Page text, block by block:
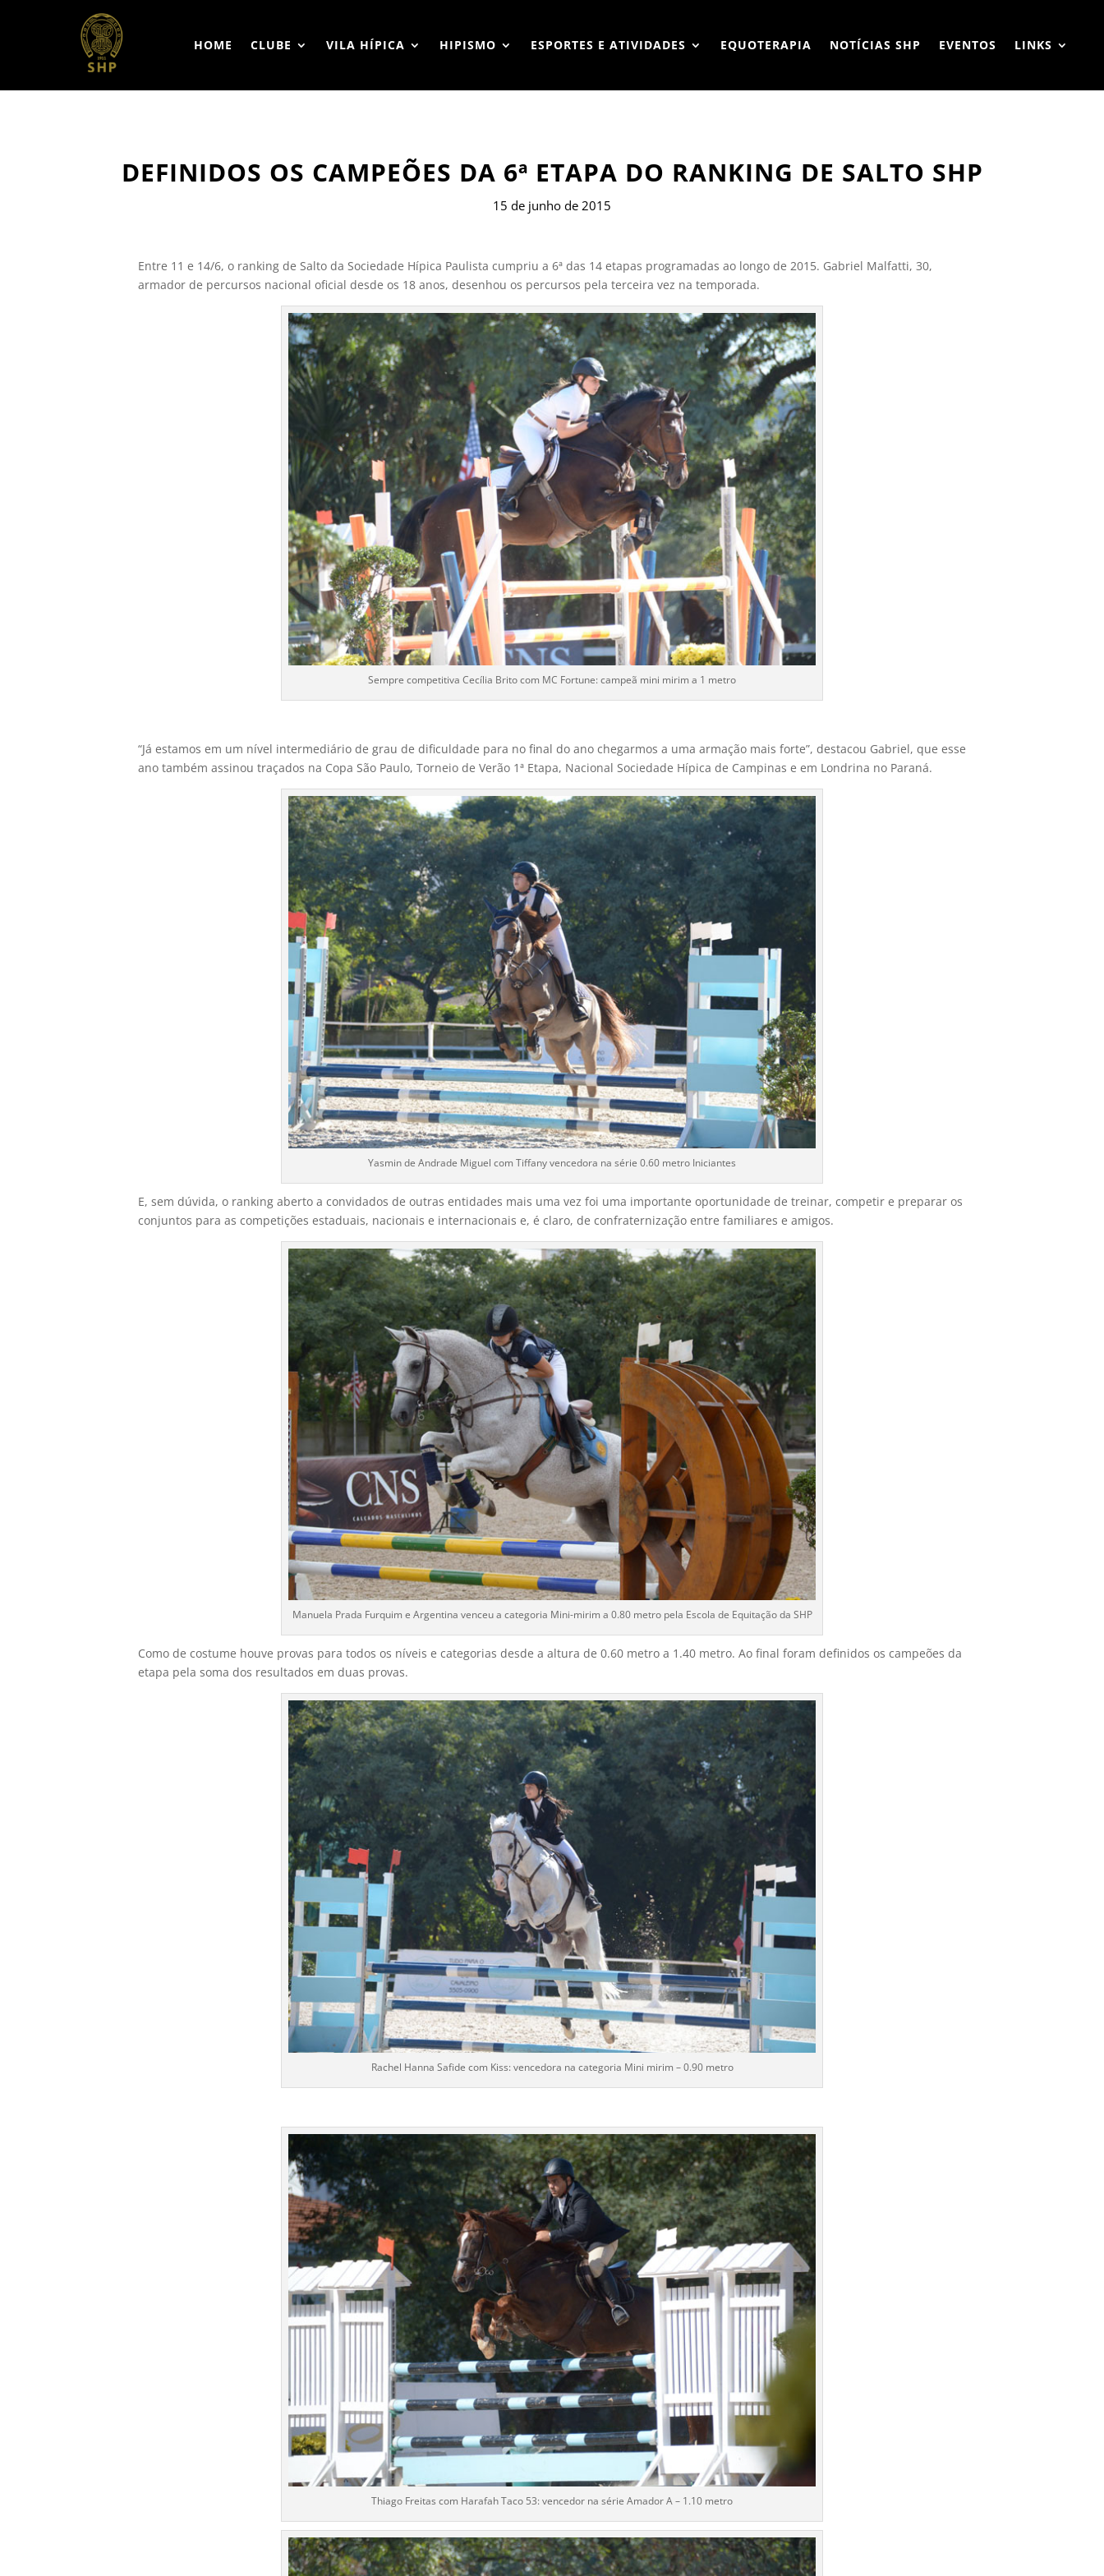
HOME CLUBE VILA HÍPICA HIPISMO ESPORTES E ATIVIDADES EQUOTERAPIA NOTÍCIAS SHP EVENTOS LINKS
DEFINIDOS OS CAMPEÕES DA 6ª ETAPA DO RANKING DE SALTO SHP
15 de junho de 2015
Entre 11 e 14/6, o ranking de Salto da Sociedade Hípica Paulista cumpriu a 6ª das 14 etapas programadas ao longo de 2015. Gabriel Malfatti, 30,
armador de percursos nacional oficial desde os 18 anos, desenhou os percursos pela terceira vez na temporada.
Sempre competitiva Cecília Brito com MC Fortune: campeã mini mirim a 1 metro
“Já estamos em um nível intermediário de grau de dificuldade para no final do ano chegarmos a uma armação mais forte”, destacou Gabriel, que esse
ano também assinou traçados na Copa São Paulo, Torneio de Verão 1ª Etapa, Nacional Sociedade Hípica de Campinas e em Londrina no Paraná.
Yasmin de Andrade Miguel com Tiffany vencedora na série 0.60 metro Iniciantes
E, sem dúvida, o ranking aberto a convidados de outras entidades mais uma vez foi uma importante oportunidade de treinar, competir e preparar os
conjuntos para as competições estaduais, nacionais e internacionais e, é claro, de confraternização entre familiares e amigos.
Manuela Prada Furquim e Argentina venceu a categoria Mini-mirim a 0.80 metro pela Escola de Equitação da SHP
Como de costume houve provas para todos os níveis e categorias desde a altura de 0.60 metro a 1.40 metro. Ao final foram definidos os campeões da
etapa pela soma dos resultados em duas provas.
Rachel Hanna Safide com Kiss: vencedora na categoria Mini mirim – 0.90 metro
Thiago Freitas com Harafah Taco 53: vencedor na série Amador A – 1.10 metro